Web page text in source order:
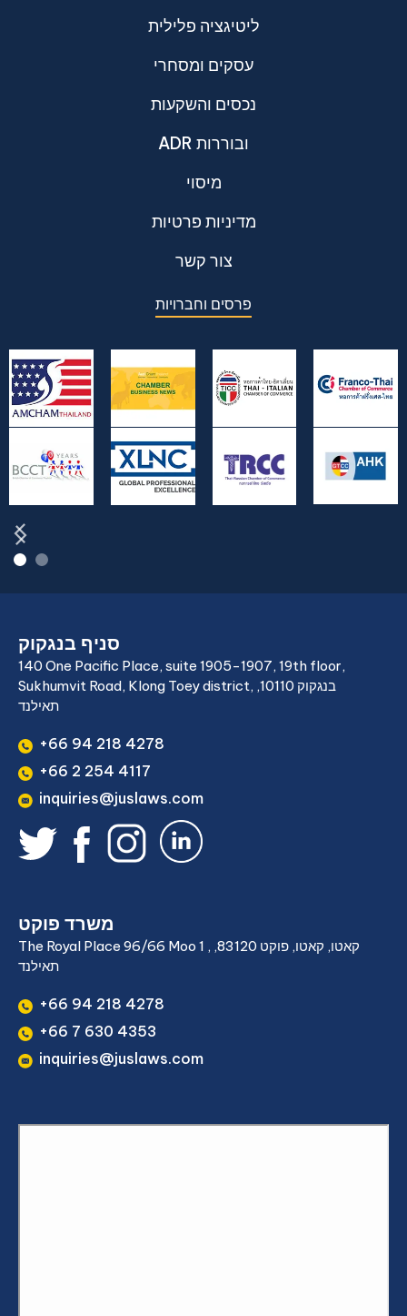
ליטיגציה פלילית
עסקים ומסחרי
נכסים והשקעות
ADR ובוררות
מיסוי
מדיניות פרטיות
צור קשר
פרסים וחברויות
סניף בנגקוק
140 One Pacific Place, suite 1905-1907, 19th floor,
Sukhumvit Road, Klong Toey district, בנגקוק 10110,
תאילנד
+66 94 218 4278
+66 2 254 4117
inquiries@juslaws.com
משרד פוקט
The Royal Place 96/66 Moo 1 , קאטו, קאטו, פוקט 83120,
תאילנד
+66 94 218 4278
+66 7 630 4353
inquiries@juslaws.com